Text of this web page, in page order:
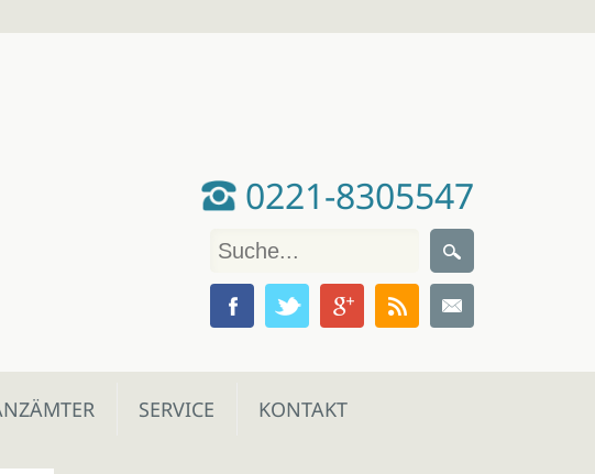
0221-8305547
SERVICE KONTAKT